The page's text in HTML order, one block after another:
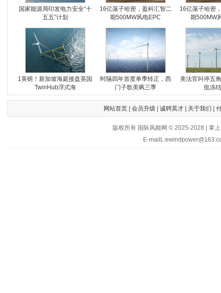
国家能源局印发电力安全“十
五五”计划
16亿落子哈密，盈科汇智二
期500MW风电EPC
16亿落子哈密
期500MW
1英镑！新加坡海庭接盘英国
TwinHub浮式海
时隔四年首度单季转正，西
门子歌美飒三季
美法官叫停五
批冻
网站首页| 会员升级 诚聘英才| 关于我们
版权所有 国际风能网 © 2025-2028 | 掌
E-